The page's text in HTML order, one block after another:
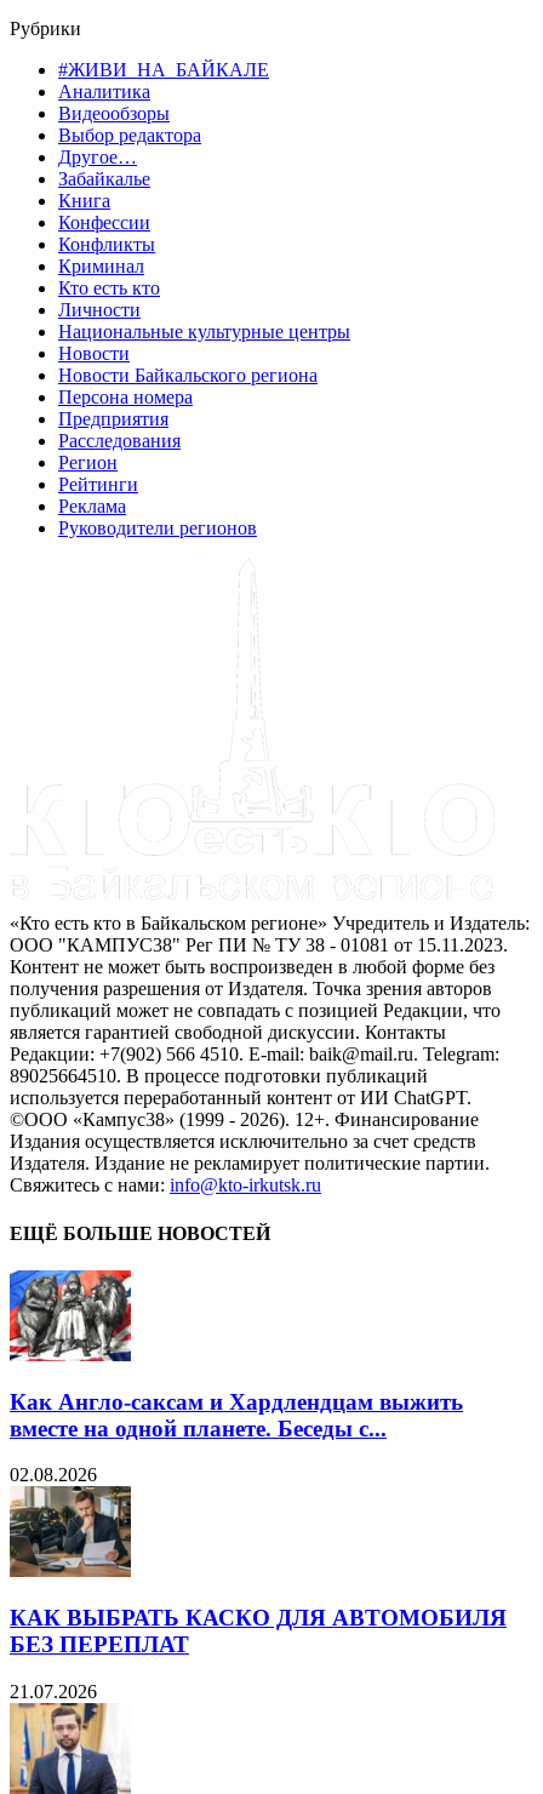
Рубрики
#ЖИВИ_НА_БАЙКАЛЕ
Аналитика
Видеообзоры
Выбор редактора
Другое…
Забайкалье
Книга
Конфессии
Конфликты
Криминал
Кто есть кто
Личности
Национальные культурные центры
Новости
Новости Байкальского региона
Персона номера
Предприятия
Расследования
Регион
Рейтинги
Реклама
Руководители регионов
«Кто есть кто в Байкальском регионе» Учредитель и Издатель:
ООО "КАМПУС38" Рег ПИ № ТУ 38 - 01081 от 15.11.2023.
Контент не может быть воспроизведен в любой форме без
получения разрешения от Издателя. Точка зрения авторов
публикаций может не совпадать с позицией Редакции, что
является гарантией свободной дискуссии. Контакты
Редакции: +7(902) 566 4510. E-mail: baik@mail.ru. Telegram:
89025664510. В процессе подготовки публикаций
используется переработанный контент от ИИ ChatGPT.
©ООО «Кампус38» (1999 - 2026). 12+. Финансирование
Издания осуществляется исключительно за счет средств
Издателя. Издание не рекламирует политические партии.
Свяжитесь с нами: info@kto-irkutsk.ru
ЕЩЁ БОЛЬШЕ НОВОСТЕЙ
Как Англо-саксам и Хардлендцам выжить
вместе на одной планете. Беседы с...
02.08.2026
КАК ВЫБРАТЬ КАСКО ДЛЯ АВТОМОБИЛЯ
БЕЗ ПЕРЕПЛАТ
21.07.2026